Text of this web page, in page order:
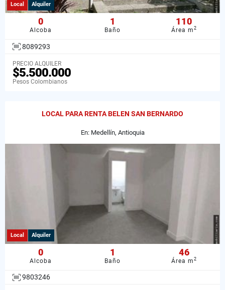
Local Alquiler
0
Alcoba
1
Baño
110
Área m2
8089293
PRECIO ALQUILER
$5.500.000
Pesos Colombianos
LOCAL PARA RENTA BELEN SAN BERNARDO
En: Medellín, Antioquia
Local Alquiler
0
Alcoba
1
Baño
46
Área m2
9803246